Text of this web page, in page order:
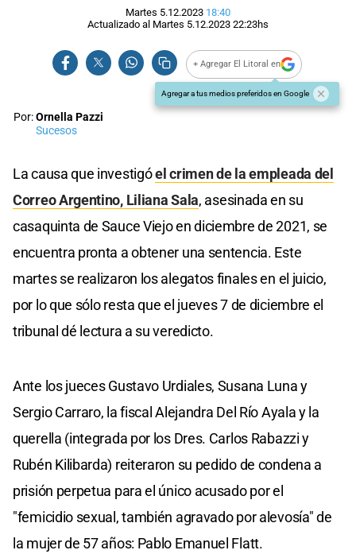
Martes 5.12.2023 18:40
Actualizado al Martes 5.12.2023 22:23hs
+ Agregar El Litoral en
Agregar a tus medios preferidos en Google
Por:Ornella Pazzi
Sucesos
La causa que investigóel crimen de la empleada del
Correo Argentino, Liliana Sala, asesinada en su
casaquinta de Sauce Viejo en diciembre de 2021, se
encuentra pronta a obtener una sentencia. Este
martes se realizaron los alegatos finales en el juicio,
por lo que sólo resta que el jueves 7 de diciembre el
tribunal dé lectura a su veredicto.
Ante los jueces Gustavo Urdiales, Susana Luna y
Sergio Carraro, la fiscal Alejandra Del Río Ayala y la
querella (integrada por los Dres. Carlos Rabazzi y
Rubén Kilibarda) reiteraron su pedido de condena a
prisión perpetua para el único acusado por el
"femicidio sexual, también agravado por alevosía" de
la mujer de 57 años: Pablo Emanuel Flatt.